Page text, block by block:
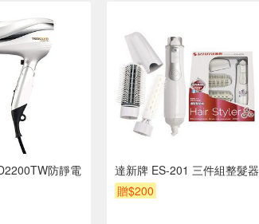
防靜電
達新牌 ES-201 三件組整髮器
贈$200